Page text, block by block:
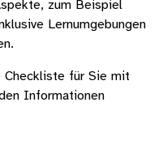
zum Beispiel
Lernumgebungen
für Sie mit
Informationen